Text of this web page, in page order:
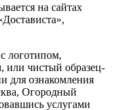
на сайтах
логотипом,
чистый образец-
для ознакомления
Огородный
услугами